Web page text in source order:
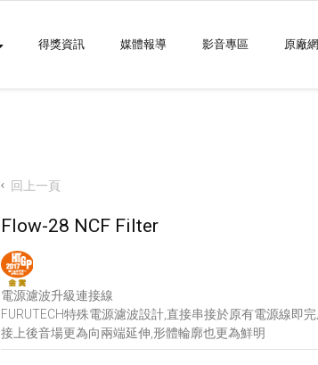
得獎資訊 媒體報導 影音專區 原廠
回上一頁
Flow-28 NCF Filter
電源濾波升級連接線
FURUTECH特殊電源濾波設計,直接串接於原有電源線即
接上後音場更為向兩端延伸,形體輪廓也更為鮮明